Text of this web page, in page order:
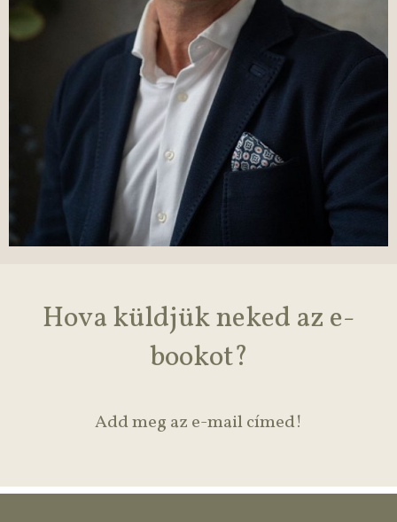
Hova küldjük neked az e-
bookot?
Add meg az e-mail címed!